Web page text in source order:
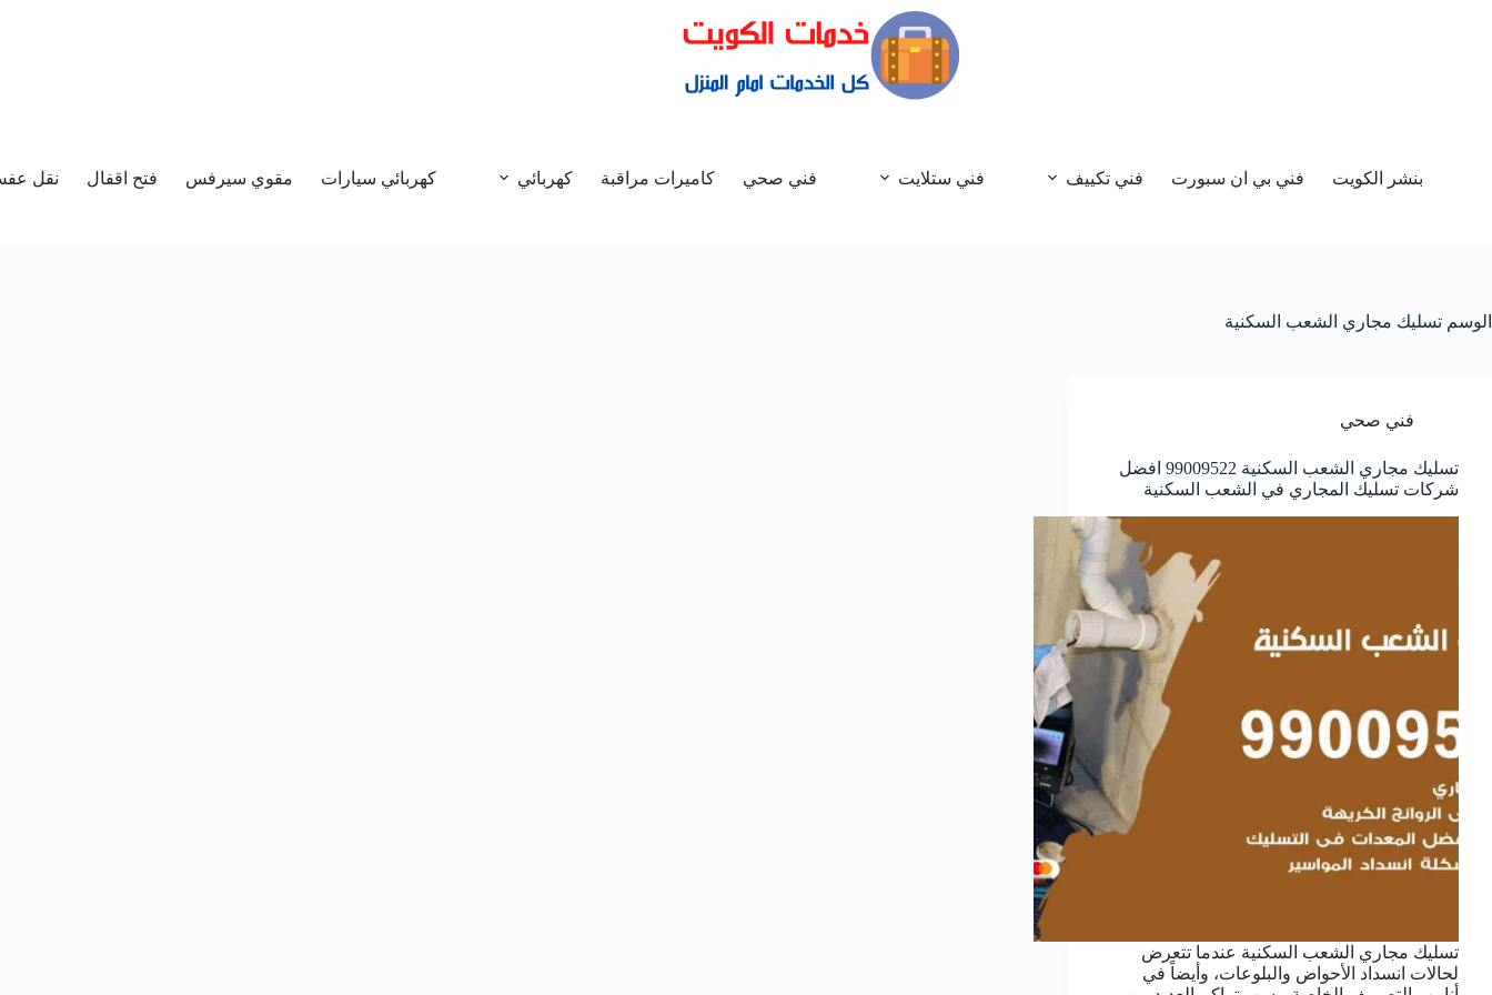
بنشر الكويت فني بي ان سبورت فني تكييف فني ستلايت فني صحي كاميرات مراقبة كهربائي كهربائي سيارات مقوي سيرفس فتح اقفال نقل
الوسم تسليك مجاري الشعب السكنية
فني صحي
تسليك مجاري الشعب السكنية 99009522 افضل
شركات تسليك المجاري في الشعب السكنية
تسليك مجاري الشعب السكنية عندما تتعرض
لحالات انسداد الأحواض والبلوعات، وأيضاً في